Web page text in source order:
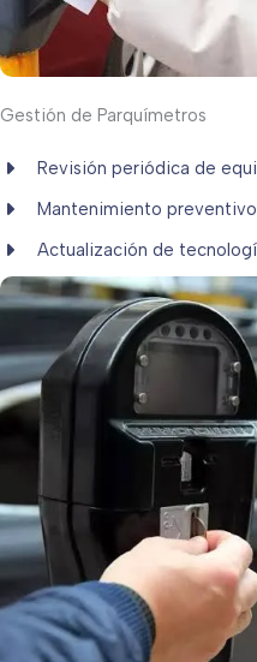
Gestión de Parquímetros
Revisión periódica de
Mantenimiento
Actualización de